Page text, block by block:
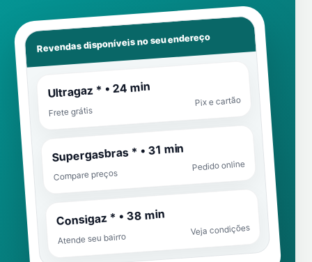
Revendas disponíveis no seu endereço
Ultragaz * • 24 min
Frete grátis
Pix e cartão
Supergasbras * • 31 min
Compare preços
Pedido online
Consigaz * • 38 min
Atende seu bairro
Veja condições